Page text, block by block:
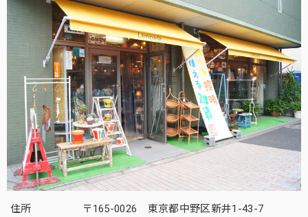
住所
〒165-0026 東京都中野区新井1-43-7